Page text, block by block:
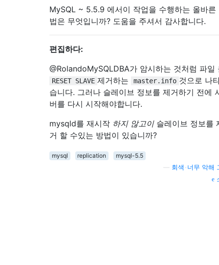
MySQL ~ 5.5.9 에서이 작업을 수행하는 올바른
법은 무엇입니까? 도움을 주셔서 감사합니다.
편집하다:
@RolandoMySQLDBA가 암시하는 것처럼 파일
RESET SLAVE 제거하는 master.info 것으로 나
습니다. 그러나 슬레이브 정보를 제거하기 전에
버를 다시 시작해야합니다.
mysqld를 재시작 하지 않고이슬레이브 정보를
거 할 수있는 방법이 있습니까?
mysql replication
mysql-5.5
회색-너무 악해